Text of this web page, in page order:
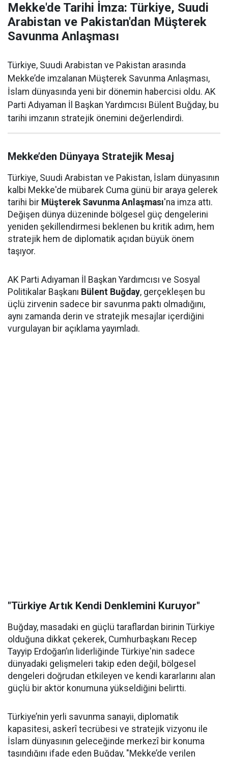
Mekke'de Tarihi İmza: Türkiye, Suudi
Arabistan ve Pakistan'dan Müşterek
Savunma Anlaşması
Türkiye, Suudi Arabistan ve Pakistan arasında
Mekke’de imzalanan Müşterek Savunma Anlaşması,
İslam dünyasında yeni bir dönemin habercisi oldu. AK
Parti Adıyaman İl Başkan Yardımcısı Bülent Buğday, bu
tarihi imzanın stratejik önemini değerlendirdi.
Mekke’den Dünyaya Stratejik Mesaj
Türkiye, Suudi Arabistan ve Pakistan, İslam dünyasının
kalbi Mekke'de mübarek Cuma günü bir araya gelerek
tarihi bir Müşterek Savunma Anlaşması'na imza attı.
Değişen dünya düzeninde bölgesel güç dengelerini
yeniden şekillendirmesi beklenen bu kritik adım, hem
stratejik hem de diplomatik açıdan büyük önem
taşıyor.
AK Parti Adıyaman İl Başkan Yardımcısı ve Sosyal
Politikalar Başkanı Bülent Buğday, gerçekleşen bu
üçlü zirvenin sadece bir savunma paktı olmadığını,
aynı zamanda derin ve stratejik mesajlar içerdiğini
vurgulayan bir açıklama yayımladı.
"Türkiye Artık Kendi Denklemini Kuruyor"
Buğday, masadaki en güçlü taraflardan birinin Türkiye
olduğuna dikkat çekerek, Cumhurbaşkanı Recep
Tayyip Erdoğan’ın liderliğinde Türkiye'nin sadece
dünyadaki gelişmeleri takip eden değil, bölgesel
dengeleri doğrudan etkileyen ve kendi kararlarını alan
güçlü bir aktör konumuna yükseldiğini belirtti.
Türkiye’nin yerli savunma sanayii, diplomatik
kapasitesi, askerî tecrübesi ve stratejik vizyonu ile
İslam dünyasının geleceğinde merkezî bir konuma
taşındığını ifade eden Buğday, "Mekke’de verilen